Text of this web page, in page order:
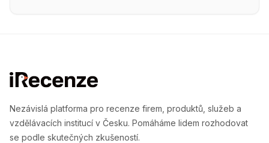
Nezávislá platforma pro recenze firem, produktů, služeb a
vzdělávacích institucí v Česku. Pomáháme lidem rozhodovat
se podle skutečných zkušeností.